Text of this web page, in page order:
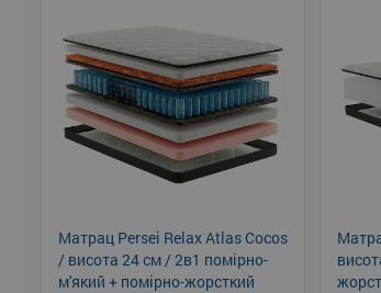
Матрац Persei Relax Atlas Cocos
/ висота 24 см / 2в1 помірно-
м'який + помірно-жорсткий